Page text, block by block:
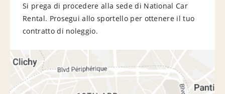
Si prega di procedere alla sede di National Car
Rental. Prosegui allo sportello per ottenere il tuo
contratto di noleggio.